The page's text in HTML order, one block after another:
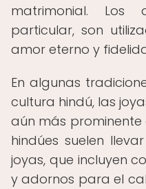
matrimonial.
particular, son
amor eterno y
En algunas
cultura hindú, las
aún más prominente
hindúes suelen
joyas, que incluyen
y adornos para el